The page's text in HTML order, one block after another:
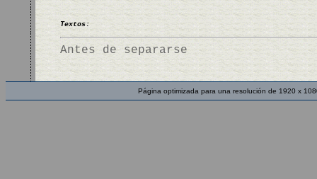
Textos:
Antes de separarse
Página optimizada para una resolución de 1920 x